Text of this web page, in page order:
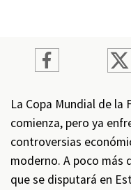
La Copa Mundial de la
comienza, pero ya
controversias
moderno. A poco más
que se disputará en